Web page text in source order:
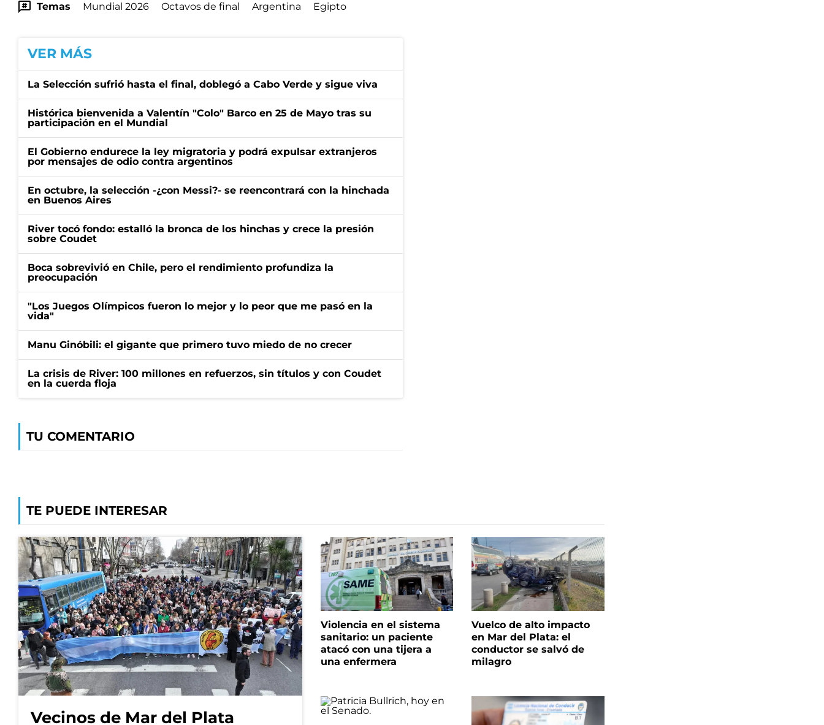
Temas Mundial 2026 Octavos de final Argentina Egipto
VER MÁS
La Selección sufrió hasta el final, doblegó a Cabo Verde y sigue viva
Histórica bienvenida a Valentín "Colo" Barco en 25 de Mayo tras su
participación en el Mundial
El Gobierno endurece la ley migratoria y podrá expulsar extranjeros
por mensajes de odio contra argentinos
En octubre, la selección -¿con Messi?- se reencontrará con la hinchada
en Buenos Aires
River tocó fondo: estalló la bronca de los hinchas y crece la presión
sobre Coudet
Boca sobrevivió en Chile, pero el rendimiento profundiza la
preocupación
"Los Juegos Olímpicos fueron lo mejor y lo peor que me pasó en la
vida"
Manu Ginóbili: el gigante que primero tuvo miedo de no crecer
La crisis de River: 100 millones en refuerzos, sin títulos y con Coudet
en la cuerda floja
TU COMENTARIO
TE PUEDE INTERESAR
Vecinos de Mar del Plata
Violencia en el sistema
sanitario: un paciente
atacó con una tijera a
una enfermera
Vuelco de alto impacto
en Mar del Plata: el
conductor se salvó de
milagro